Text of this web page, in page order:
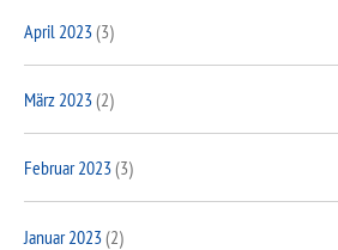
April 2023(3)
März 2023(2)
Februar 2023(3)
Januar 2023(2)